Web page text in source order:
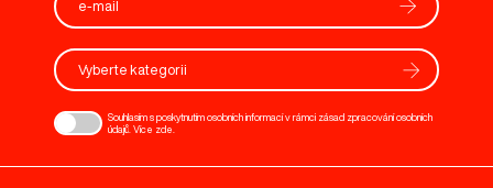
Vyberte kategorii
Souhlasím s poskytnutím osobních informací v rámci zásad zpracování osobních
údajů. Více zde